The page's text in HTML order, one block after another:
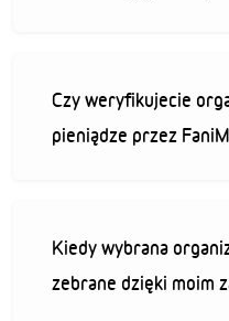
Czy weryfikujecie
pieniądze przez
Kiedy wybrana
zebrane dzięki moim